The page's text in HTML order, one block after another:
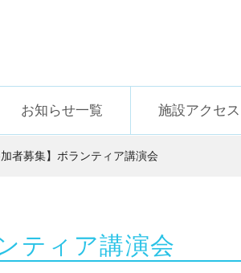
お知らせ一覧 施設アクセス
加者募集】ボランティア講演会
ティア講演会